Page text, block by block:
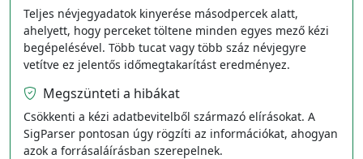
Teljes névjegyadatok kinyerése másodpercek alatt,
ahelyett, hogy perceket töltene minden egyes mező kézi
begépelésével. Több tucat vagy több száz névjegyre
vetítve ez jelentős időmegtakarítást eredményez.
Megszünteti a hibákat
Csökkenti a kézi adatbevitelből származó elírásokat. A
SigParser pontosan úgy rögzíti az információkat, ahogyan
azok a forrásaláírásban szerepelnek.